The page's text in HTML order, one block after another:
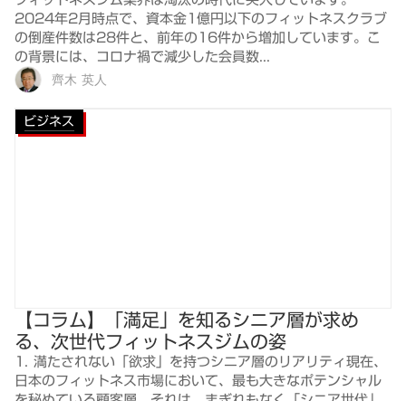
2024年2月時点で、資本金1億円以下のフィットネスクラブ
の倒産件数は28件と、前年の16件から増加しています。こ
の背景には、コロナ禍で減少した会員数...
齊木 英人
ビジネス
【コラム】「満足」を知るシニア層が求め
る、次世代フィットネスジムの姿
1. 満たされない「欲求」を持つシニア層のリアリティ現在、
日本のフィットネス市場において、最も大きなポテンシャル